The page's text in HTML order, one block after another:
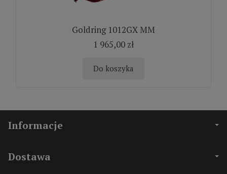
Goldring 1012GX MM
1 965,00 zł
Do koszyka
Informacje
Dostawa